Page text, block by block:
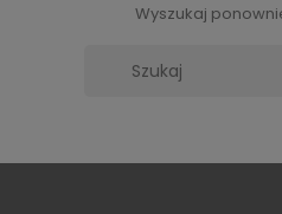
Wyszukaj